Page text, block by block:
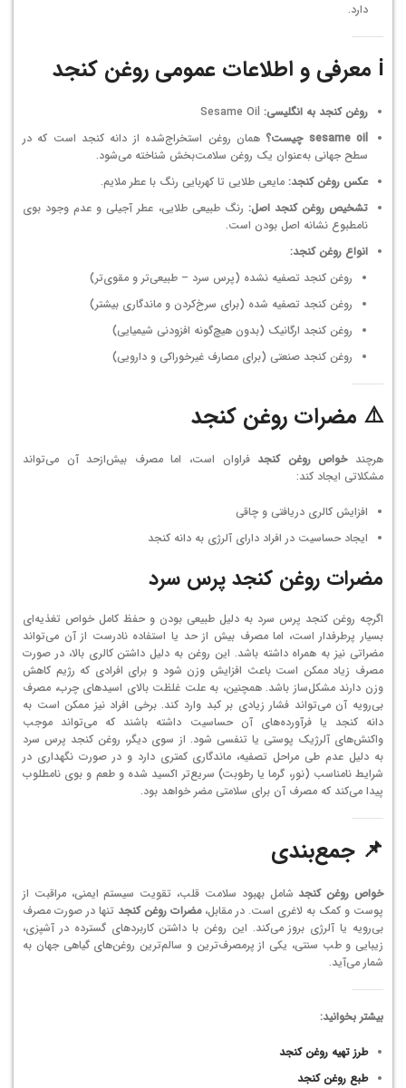
دارد.
ℹ️ معرفی و اطلاعات عمومی روغن کنجد
روغن کنجد به انگلیسی:
sesame oil چیست؟
همان روغن استخراج‌شده از دانه کنجد است که در
سطح جهانی به‌عنوان یک روغن سلامت‌بخش شناخته می‌شود.
عکس روغن کنجد: مایعی طلایی تا کهربایی رنگ با عطر ملایم.
تشخیص روغن کنجد اصل: رنگ طبیعی طلایی، عطر آجیلی و عدم وجود بوی
نامطبوع نشانه اصل بودن است.
انواع روغن کنجد:
روغن کنجد تصفیه نشده (پرس سرد – طبیعی‌تر و مقوی‌تر)
روغن کنجد تصفیه شده (برای سرخ‌کردن و ماندگاری بیشتر)
روغن کنجد ارگانیک (بدون هیچ‌گونه افزودنی شیمیایی)
روغن کنجد صنعتی (برای مصارف غیرخوراکی و دارویی)
⚠️ مضرات روغن کنجد
هرچندخواص روغن کنجد فراوان است، اما مصرف بیش‌ازحد آن می‌تواند
مشکلاتی ایجاد کند:
افزایش کالری دریافتی و چاقی
ایجاد حساسیت در افراد دارای آلرژی به دانه کنجد
مضرات روغن کنجد پرس سرد
اگرچه روغن کنجد پرس سرد به دلیل طبیعی بودن و حفظ کامل خواص تغذیه‌ای
بسیار پرطرفدار است، اما مصرف بیش از حد یا استفاده نادرست از آن می‌تواند
مضراتی نیز به همراه داشته باشد. این روغن به دلیل داشتن کالری بالا، در صورت
مصرف زیاد ممکن است باعث افزایش وزن شود و برای افرادی که رژیم کاهش
وزن دارند مشکل‌ساز باشد. همچنین، به علت غلظت بالای اسیدهای چرب، مصرف
بی‌رویه آن می‌تواند فشار زیادی بر کبد وارد کند. برخی افراد نیز ممکن است به
دانه کنجد یا فرآورده‌های آن حساسیت داشته باشند که می‌تواند موجب
واکنش‌های آلرژیک پوستی یا تنفسی شود. از سوی دیگر، روغن کنجد پرس سرد
به دلیل عدم طی مراحل تصفیه، ماندگاری کمتری دارد و در صورت نگهداری در
شرایط نامناسب (نور، گرما یا رطوبت) سریع‌تر اکسید شده و طعم و بوی نامطلوب
پیدا می‌کند که مصرف آن برای سلامتی مضر خواهد بود.
📌 جمع‌بندی
خواص روغن کنجد شامل بهبود سلامت قلب، تقویت سیستم ایمنی، مراقبت از
پوست و کمک به لاغری است. در مقابل،مضرات روغن کنجد تنها در صورت مصرف
بی‌رویه یا آلرژی بروز می‌کند. این روغن با داشتن کاربردهای گسترده در آشپزی،
زیبایی و طب سنتی، یکی از پرمصرف‌ترین و سالم‌ترین روغن‌های گیاهی جهان به
شمار می‌آید.
بیشتر بخوانید:
طرز تهیه روغن کنجد
طبع روغن کنجد